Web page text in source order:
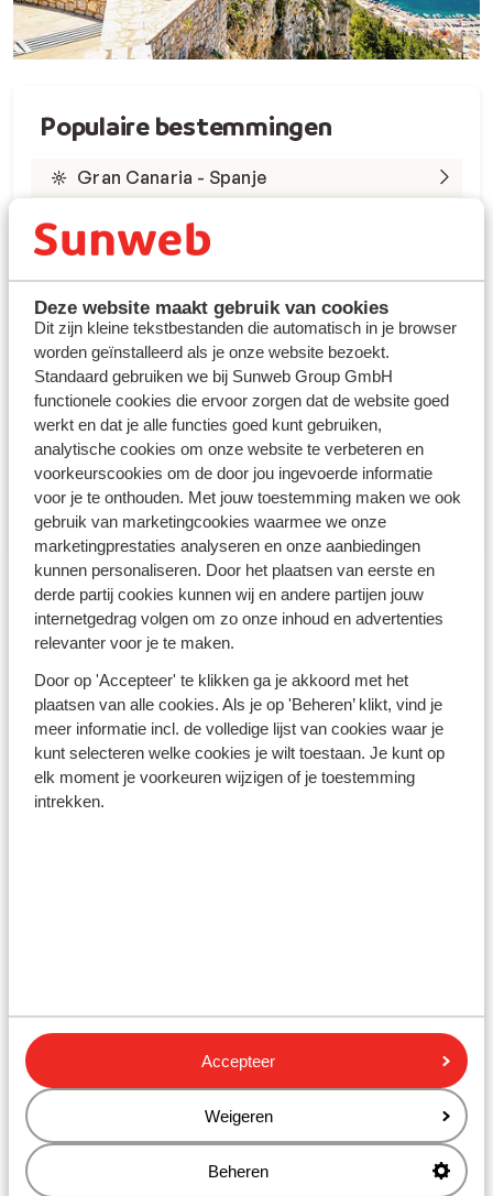
Deze website maakt gebruik van cookies
Dit zijn kleine tekstbestanden die automatisch in je browser
worden geïnstalleerd als je onze website bezoekt.
Standaard gebruiken we bij Sunweb Group GmbH
functionele cookies die ervoor zorgen dat de website goed
werkt en dat je alle functies goed kunt gebruiken,
analytische cookies om onze website te verbeteren en
voorkeurscookies om de door jou ingevoerde informatie
voor je te onthouden. Met jouw toestemming maken we ook
gebruik van marketingcookies waarmee we onze
marketingprestaties analyseren en onze aanbiedingen
kunnen personaliseren. Door het plaatsen van eerste en
derde partij cookies kunnen wij en andere partijen jouw
internetgedrag volgen om zo onze inhoud en advertenties
relevanter voor je te maken.
Door op 'Accepteer' te klikken ga je akkoord met het
plaatsen van alle cookies. Als je op 'Beheren’ klikt, vind je
meer informatie incl. de volledige lijst van cookies waar je
kunt selecteren welke cookies je wilt toestaan. Je kunt op
elk moment je voorkeuren wijzigen of je toestemming
intrekken.
Accepteer
Weigeren
Beheren
Populaire bestemmingen
Gran Canaria - Spanje
Tenerife - Spanje
Marsa Alam - Egypte
Rode Zee - Egypte
Kreta - Griekenland
Rhodos - Griekenland
Turkse Riviera - Turkije
Winterzon Egypte: all-in
vanaf €599 p.p.
Gesponsord
Bekijk onze unieke toplocaties
Iberostar
Bouganville